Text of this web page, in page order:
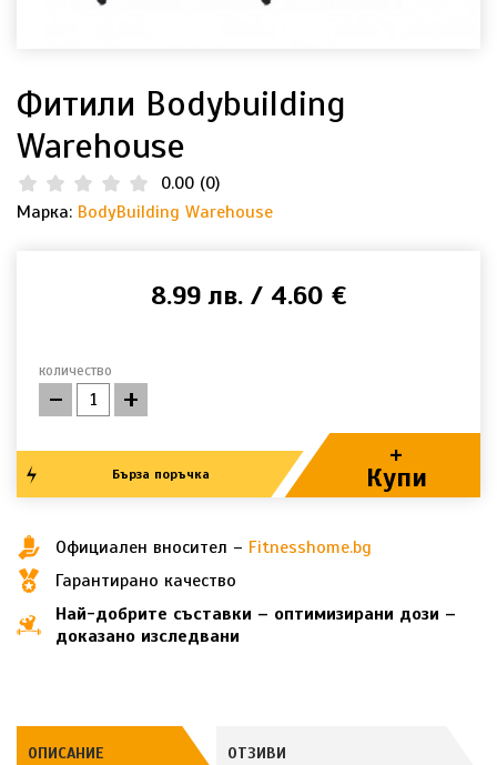
Фитили Bodybuilding
Warehouse
0.00 (0)
Марка: BodyBuilding Warehouse
8.99 лв. / 4.60 €
количество
- +
Бърза поръчка
+
Купи
Официален вносител – Fitnesshome.bg
Гарантирано качество
Най-добрите съставки – оптимизирани дози –
доказано изследвани
ОПИСАНИЕ ОТЗИВИ